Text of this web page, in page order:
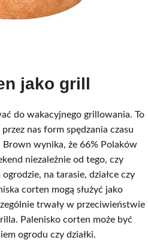
jako grill
do wakacyjnego grillowania. To
nas form spędzania czasu
wynika, że 66% Polaków
niezależnie od tego, czy
na tarasie, działce czy
corten mogą służyć jako
trwały w przeciwieństwie
Palenisko corten może być
ogrodu czy działki.